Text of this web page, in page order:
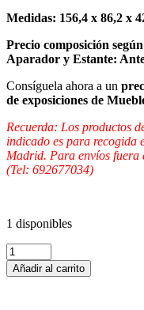
Medidas: 156,4 x 86,2 x
Precio composición
Aparador y Estante:
Consíguela ahora a un
de exposiciones de
Recuerda: Los productos
indicado es para recogida
Madrid. Para envíos
(Tel: 692677034)
1 disponibles
Añadir al carrito